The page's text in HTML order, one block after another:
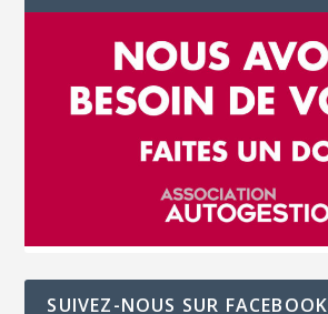
SUIVEZ-NOUS SUR FACEBOOK